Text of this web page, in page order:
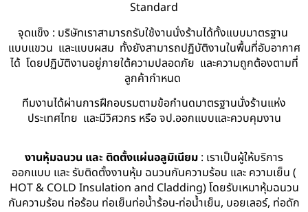
Standard
จุดแข็ง : บริษัทเราสามารถรับใช้งานนั่งร้านได้ทั้งแบบมาตรฐาน
แบบแขวน และแบบผสม ทั้งยังสามารถปฏิบัติงานในพื้นที่อับอากาศ
ได้ โดยปฏิบัติงานอยู่ภายใต้ความปลอดภัย และความถูกต้องตามที่
ลูกค้ากำหนด
ทีมงานได้ผ่านการฝึกอบรมตามข้อกำนดมาตรฐานนั่งร้านแห่ง
ประเทศไทย และมีวิศวกร หรือ จป.ออกแบบและควบคุมงาน
งานหุ้มฉนวน และ ติดตั้งแผ่นอลูมิเนียม : เราเป็นผู้ให้บริการ
ออกแบบ และ รับติดตั้งงานหุ้ม ฉนวนกันความร้อน และ ความเย็น (
HOT & COLD Insulation and Cladding) โดยรับเหมาหุ้มฉนวน
กันความร้อน ท่อร้อน ท่อเย็นท่อน้ำร้อน-ท่อน้ำเย็น, บอยเลอร์, ท่อดัก